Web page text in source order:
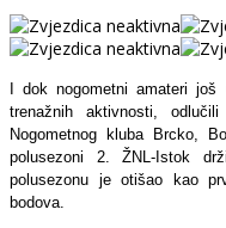
I dok nogometni amateri
trenažnih aktivnosti,
Nogometnog kluba Brcko,
polusezoni 2. ŽNL-Istok
polusezonu je otišao kao
bodova.